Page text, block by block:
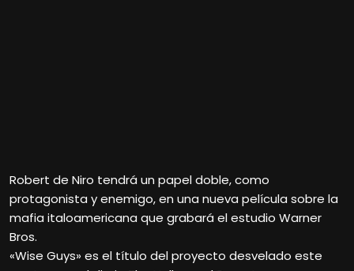
Robert de Niro tendrá un papel doble, como
protagonista y enemigo, en una nueva película sobre la
mafia italoamericana que grabará el estudio Warner
Bros.
«Wise Guys» es el título del proyecto desvelado este